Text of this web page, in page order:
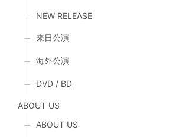
NEW RELEASE
来日公演
海外公演
DVD / BD
ABOUT US
ABOUT US